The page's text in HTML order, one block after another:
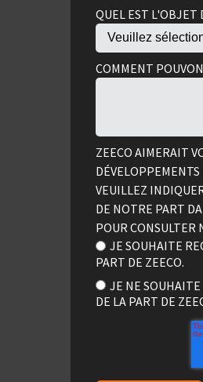
QUEL EST L'OBJET
COMMENT
ZEECO AIMERAIT
VEUILLEZ
DE NOTRE PART
POUR CONSULTER
JE SOUHAITE
PART DE ZEECO.
JE NE
DE LA PART DE